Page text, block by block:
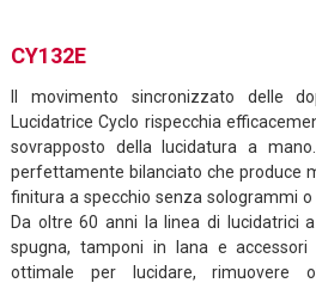
CY132E
Il movimento sincronizzato delle
Lucidatrice Cyclo rispecchia
sovrapposto della lucidatura a
perfettamente bilanciato che produce
finitura a specchio senza sologrammi o
Da oltre 60 anni la linea di lucidatrici
spugna, tamponi in lana e
ottimale per lucidare, rimuovere